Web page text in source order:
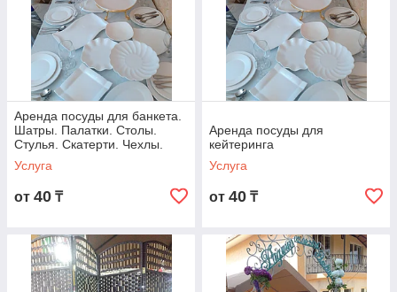
Аренда посуды для банкета.
Шатры. Палатки. Столы.
Стулья. Скатерти. Чехлы.
Казаны. Титан. Термопоты.
Арка
Услуга
от 40 ₸
Аренда посуды для
кейтеринга
Услуга
от 40 ₸